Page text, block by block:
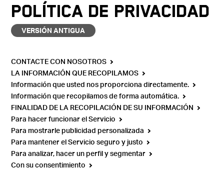
POLÍTICA DE PRIVACIDAD
VERSIÓN ANTIGUA
CONTACTE CON NOSOTROS
LA INFORMACIÓN QUE RECOPILAMOS
Información que usted nos proporciona directamente.
Información que recopilamos de forma automática.
FINALIDAD DE LA RECOPILACIÓN DE SU INFORMACIÓN
Para hacer funcionar el Servicio
Para mostrarle publicidad personalizada
Para mantener el Servicio seguro y justo
Para analizar, hacer un perfil y segmentar
Con su consentimiento